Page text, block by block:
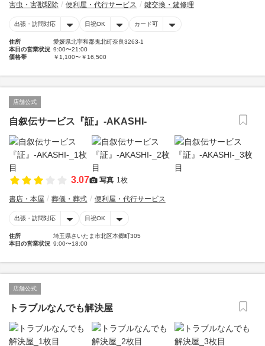
害虫・害獣駆除 便利屋・代行サービス 鍵交換・鍵修理
出張・訪問対応 日祝OK カード可
住所
愛媛県北宇和郡鬼北町奈良3263-1
本日の営業状況 9:00〜21:00
価格帯
￥1,100〜￥16,500
店舗公式
自叙伝サービス『証』-AKASHI-
3.07 写真 1枚
書店・本屋 葬儀・葬式 便利屋・代行サービス
出張・訪問対応 日祝OK
住所
埼玉県さいたま市北区本郷町305
本日の営業状況 9:00〜18:00
店舗公式
トラブルなんでも解決屋